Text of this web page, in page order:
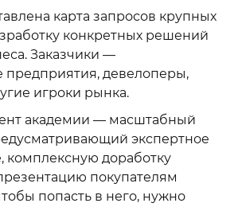
карта запросов крупных
конкретных решений
Заказчики —
девелоперы,
игроки рынка.
академии — масштабный
экспертное
комплексную доработку
покупателям
попасть в него, нужно